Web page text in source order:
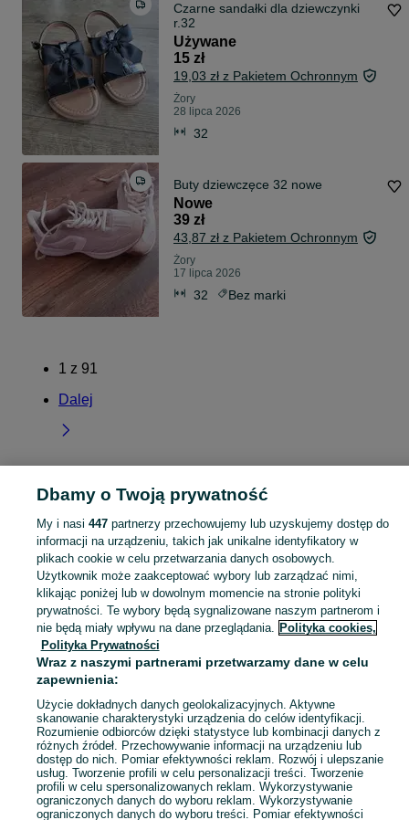
Czarne sandałki dla dziewczynki
r.32
Używane
15 zł
19,03 zł z Pakietem Ochronnym
Żory
28 lipca 2026
32
Buty dziewczęce 32 nowe
Nowe
39 zł
43,87 zł z Pakietem Ochronnym
Żory
17 lipca 2026
32 Bez marki
1 z 91
Dalej
Strona główna Dla Dzieci Buciki Buciki - Śląskie
KATEGORIA
Zobacz
Mapa kategorii
Mapa miejscowości
Mapa ministron
Popularne wyszukiwania
Dbamy o Twoją prywatność
My i nasi 447partnerzy przechowujemy lub uzyskujemy dostęp do
informacji na urządzeniu, takich jak unikalne identyfikatory w
plikach cookie w celu przetwarzania danych osobowych.
Użytkownik może zaakceptować wybory lub zarządzać nimi,
klikając poniżej lub w dowolnym momencie na stronie polityki
prywatności. Te wybory będą sygnalizowane naszym partnerom i
nie będą miały wpływu na dane przeglądania. Polityka cookies,
Polityka Prywatności
Wraz z naszymi partnerami przetwarzamy dane w celu
zapewnienia:
Użycie dokładnych danych geolokalizacyjnych. Aktywne
skanowanie charakterystyki urządzenia do celów identyfikacji.
Rozumienie odbiorców dzięki statystyce lub kombinacji danych z
różnych źródeł. Przechowywanie informacji na urządzeniu lub
dostęp do nich. Pomiar efektywności reklam. Rozwój i ulepszanie
usług. Tworzenie profili w celu personalizacji treści. Tworzenie
profili w celu spersonalizowanych reklam. Wykorzystywanie
ograniczonych danych do wyboru reklam. Wykorzystywanie
ograniczonych danych do wyboru treści. Pomiar efektywności